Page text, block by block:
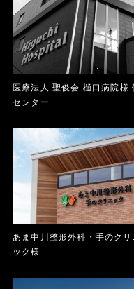
医療法人 聖俊会 樋口病院様
センター
あま中川整形外科・手のクリ
ック様